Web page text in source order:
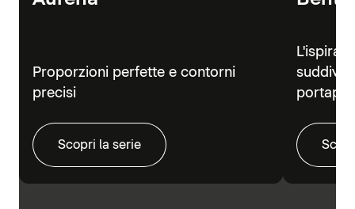
Proporzioni perfette e contorni
precisi
Scopri la serie